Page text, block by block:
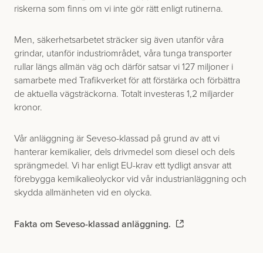
riskerna som finns om vi inte gör rätt enligt rutinerna.
Men, säkerhetsarbetet sträcker sig även utanför våra
grindar, utanför industriområdet, våra tunga transporter
rullar längs allmän väg och därför satsar vi 127 miljoner i
samarbete med Trafikverket för att förstärka och förbättra
de aktuella vägsträckorna. Totalt investeras 1,2 miljarder
kronor.
Vår anläggning är Seveso-klassad på grund av att vi
hanterar kemikalier, dels drivmedel som diesel och dels
sprängmedel. Vi har enligt EU-krav ett tydligt ansvar att
förebygga kemikalieolyckor vid vår industrianläggning och
skydda allmänheten vid en olycka.
Fakta om Seveso-klassad anläggning.